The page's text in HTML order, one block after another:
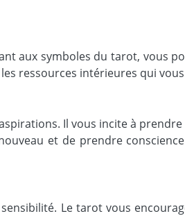
aux symboles du tarot, vous
ressources intérieures qui
Il vous incite à
et de prendre
Le tarot vous